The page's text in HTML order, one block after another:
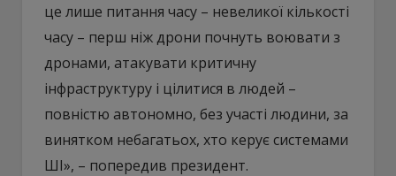
це лише питання часу – невеликої кількості
часу – перш ніж дрони почнуть воювати з
дронами, атакувати критичну
інфраструктуру і цілитися в людей –
повністю автономно, без участі людини, за
винятком небагатьох, хто керує системами
ШІ», – попередив президент.